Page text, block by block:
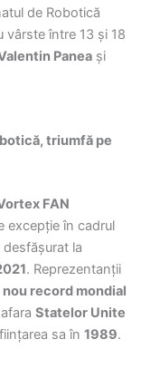
de Robotică
vârste între 13 și 18
Panea și
triumfă pe
FAN
excepție în cadrul
desfășurat la
. Reprezentanții
nou record mondial
Statelor Unite
sa în 1989.